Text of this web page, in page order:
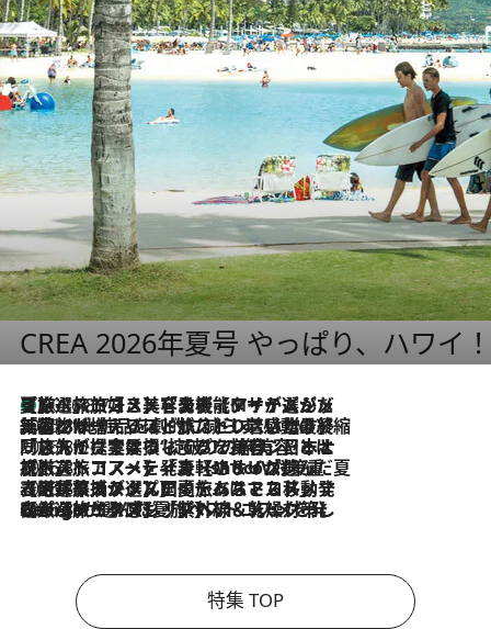
CREA 2026年夏号 やっぱり、ハワイ
2026.8.7
【厳選旅コスメ】「多機能アイテムがメイン！」旅好き美容エディターが選んだ夏旅ベストコスメを発表【Mサイズジップ】
2026.8.6
「荷物が増えるほど旅ストレスは増す」美容ジャーナリストがたどり着いた最終結論。“化粧品を劇的に減らす”感動の凝縮美容とは
2026.8.6
「旅先には金髪ウィッグを持参」日本と同じメイクでは損してる!? 美容ジャーナリストが提案する“掟破りの旅美容”とは
2026.8.6
【厳選旅コスメ】「身軽さ＆UV対策重視！」ヘアアーティストshucoが選んだ夏旅ベストコスメを発表【Mサイズジップ】
2026.8.5
【厳選旅コスメ】国内をあちこち移動する河井菜摘が選んだ夏旅ベストコスメ発表！「リラックスアイテムはマスト」【Mサイズジップ】
2026.8.4
【厳選旅コスメ】「紫外線＆乾燥対策しながらメイク感も！」ヘア＆メイクGeorgeが選んだ夏旅ベストコスメを発表！【Mサイズジップ】
特集 TOP